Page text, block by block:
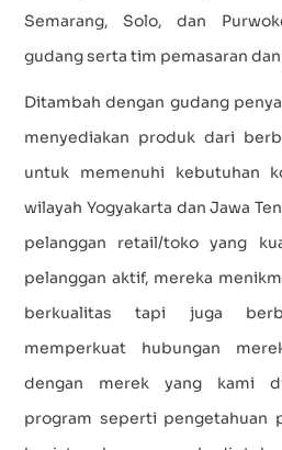
Semarang, Solo, dan
gudang serta tim pemasaran
Ditambah dengan gudang
menyediakan produk dari
untuk memenuhi kebutuhan
wilayah Yogyakarta dan Jawa
pelanggan retail/toko yang
pelanggan aktif, mereka
berkualitas tapi juga
memperkuat hubungan
dengan merek yang kami
program seperti pengetahuan